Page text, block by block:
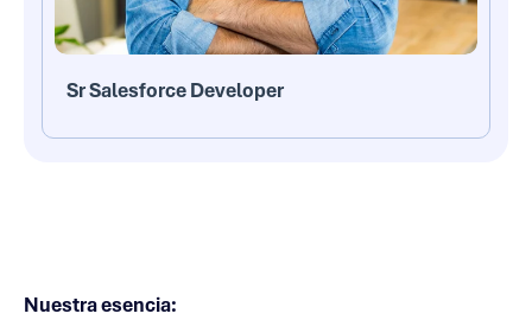
Sr Salesforce Developer
Nuestra esencia: